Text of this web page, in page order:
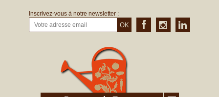
Inscrivez-vous à notre newsletter :
OK